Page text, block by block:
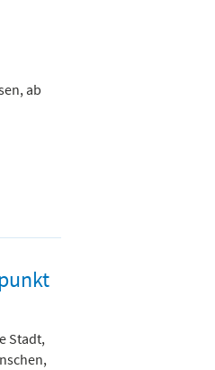
ab
Stadt,